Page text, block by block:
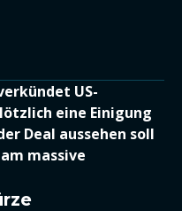
US-
eine Einigung
Deal aussehen soll
massive